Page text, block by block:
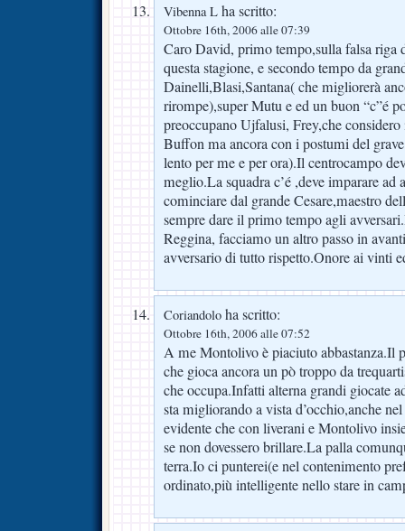
Vibenna L ha scritto:
Ottobre 16th, 2006 alle 07:39
Caro David, primo tempo,sulla falsa
questa stagione, e secondo tempo da
Dainelli,Blasi,Santana( che migliorerà
rirompe),super Mutu e ed un buon “c”é
preoccupano Ujfalusi, Frey,che
Buffon ma ancora con i postumi del
lento per me e per ora).Il centrocampo
meglio.La squadra c’é ,deve imparare ad
cominciare dal grande Cesare,maestro
sempre dare il primo tempo agli
Reggina, facciamo un altro passo in
avversario di tutto rispetto.Onore ai vinti
Coriandolo ha scritto:
Ottobre 16th, 2006 alle 07:52
A me Montolivo è piaciuto abbastanza.Il
che gioca ancora un pò troppo da
che occupa.Infatti alterna grandi giocate
sta migliorando a vista d’occhio,anche
evidente che con liverani e Montolivo
se non dovessero brillare.La palla
terra.Io ci punterei(e nel contenimento
ordinato,più intelligente nello stare in